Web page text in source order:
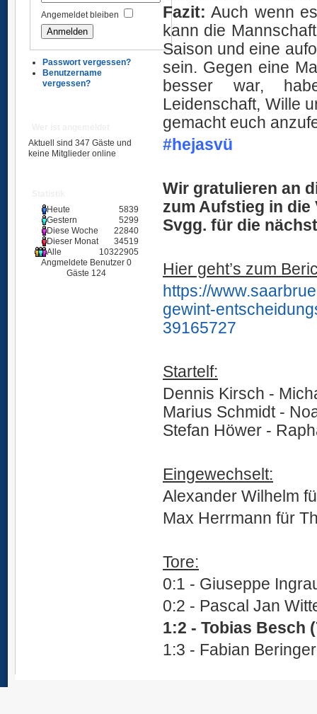
Angemeldet bleiben
Passwort vergessen?
Benutzername
vergessen?
Aktuell sind 347 Gäste und
keine Mitglieder online
Heute
5839
Gestern
5299
Diese Woche
22840
Dieser Monat
34519
Alle
10322905
Angmeldete Benutzer 0
Gäste 124
Fazit: Auch wenn
kann die
Saison und eine
sein. Gegen eine
besser war,
Leidenschaft, Wille
gemacht euch
#hejasvü
Wir gratulieren an
zum Aufstieg in
Svgg. für die
Hier geht’s zum
https://
gewint-
39165727
Startelf:
Dennis Kirsch -
Marius Schmidt -
Stefan Höwer -
Eingewechselt:
Alexander Wilhelm
Max Herrmann für
Tore:
0:1 - Giuseppe
0:2 - Pascal Jan
1:2 - Tobias Besch
1:3 - Fabian